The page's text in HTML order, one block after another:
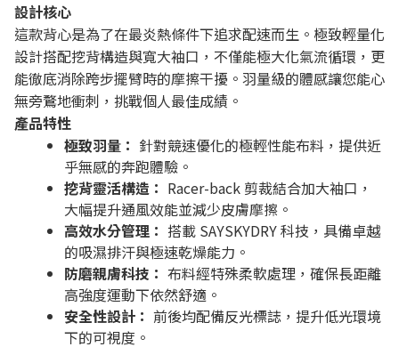
設計核心
這款背心是為了在最炎熱條件下追求配速而生。極致輕量化
設計搭配挖背構造與寬大袖口，不僅能極大化氣流循環，更
能徹底消除跨步擺臂時的摩擦干擾。羽量級的體感讓您能心
無旁鶩地衝刺，挑戰個人最佳成績。
產品特性
極致羽量： 針對競速優化的極輕性能布料，提供近
乎無感的奔跑體驗。
挖背靈活構造： Racer-back 剪裁結合加大袖口，
大幅提升通風效能並減少皮膚摩擦。
高效水分管理： 搭載 SAYSKYDRY 科技，具備卓越
的吸濕排汗與極速乾燥能力。
防磨親膚科技： 布料經特殊柔軟處理，確保長距離
高強度運動下依然舒適。
安全性設計： 前後均配備反光標誌，提升低光環境
下的可視度。